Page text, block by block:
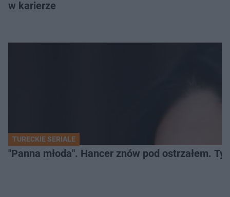
w karierze
TURECKIE SERIALE
"Panna młoda". Hancer znów pod ostrzałem.